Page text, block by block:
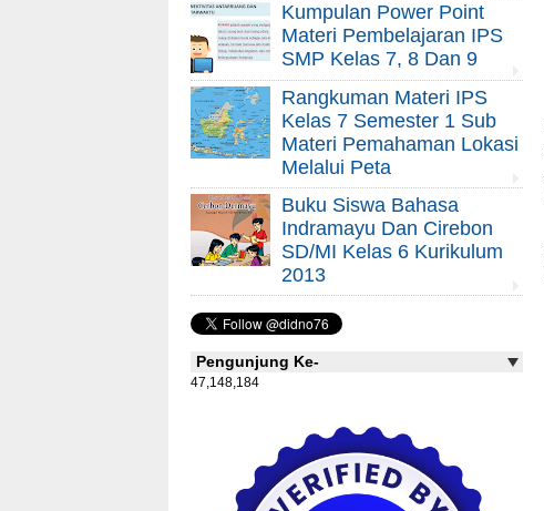
Kumpulan Power Point
Materi Pembelajaran IPS
SMP Kelas 7, 8 Dan 9
Rangkuman Materi IPS
Kelas 7 Semester 1 Sub
Materi Pemahaman Lokasi
Melalui Peta
Buku Siswa Bahasa
Indramayu Dan Cirebon
SD/MI Kelas 6 Kurikulum
2013
Pengunjung Ke-
47,148,184